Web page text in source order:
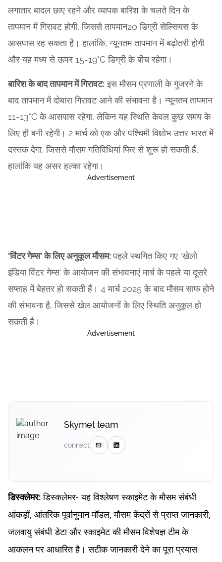
लगातार बादल छाए रहने और व्यापक बारिश के चलते दिन के
तापमान में गिरावट होगी, जिससे तापमान20 डिग्री सेल्सियस के
आसपास रह सकता है। हालांकि, न्यूनतम तापमान में बढ़ोतरी होगी
और यह मध्य से ऊपर 15-19°C डिग्री के बीच रहेगा।
बारिश के बाद तापमान में गिरावट:इस मौसम प्रणाली के गुजरने के
बाद तापमान में दोबारा गिरावट आने की संभावना है। न्यूनतम तापमान
11-13°C के आसपास रहेगा, लेकिन यह स्थिति केवल कुछ समय के
लिए ही बनी रहेगी। 2 मार्च को एक और पश्चिमी विक्षोभ उत्तर भारत में
दस्तक देगा, जिससे मौसम गतिविधियां फिर से शुरू हो सकती हैं,
हालांकि यह असर हल्का रहेगा।
Advertisement
‘विंटर गेम्स’ के लिए अनुकूल मौसम:पहले स्थगित किए गए ‘खेलो
इंडिया विंटर गेम्स’ के आयोजन की संभावनाएं मार्च के पहले या दूसरे
सप्ताह में बेहतर हो सकती हैं। 4 मार्च 2025 के बाद मौसम साफ होने
की संभावना है, जिससे खेल आयोजनों के लिए स्थिति अनुकूल हो
सकती है।
Advertisement
Skymet team
connect
डिस्क्लेमर:डिस्कलेमर- यह विश्लेषण स्काइमेट के मौसम संबंधी
आंकड़ों, आंतरिक पूर्वानुमान मॉडल, मौसम केंद्रों से प्राप्त जानकारी,
जलवायु संबंधी डेटा और स्काइमेट की मौसम विशेषज्ञ टीम के
आकलन पर आधारित है। सटीक जानकारी देने का पूरा प्रयास